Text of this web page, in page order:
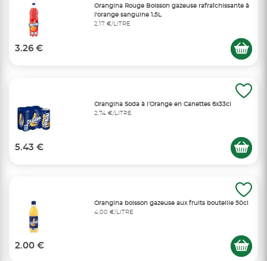
Orangina Rouge Boisson gazeuse rafraîchissante à
l'orange sanguine 1,5L
2,17 €/LITRE
3.26 €
Orangina Soda à l’Orange en Canettes 6x33cl
2,74 €/LITRE
5.43 €
Orangina boisson gazeuse aux fruits bouteille 50cl
4,00 €/LITRE
2.00 €